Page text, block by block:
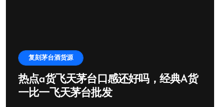
复刻茅台酒货源
热点a货飞天茅台口感还好吗，经典A货
一比一飞天茅台批发